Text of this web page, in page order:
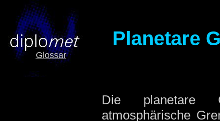
Glossar
Planetare
Die planetare
atmosphärische